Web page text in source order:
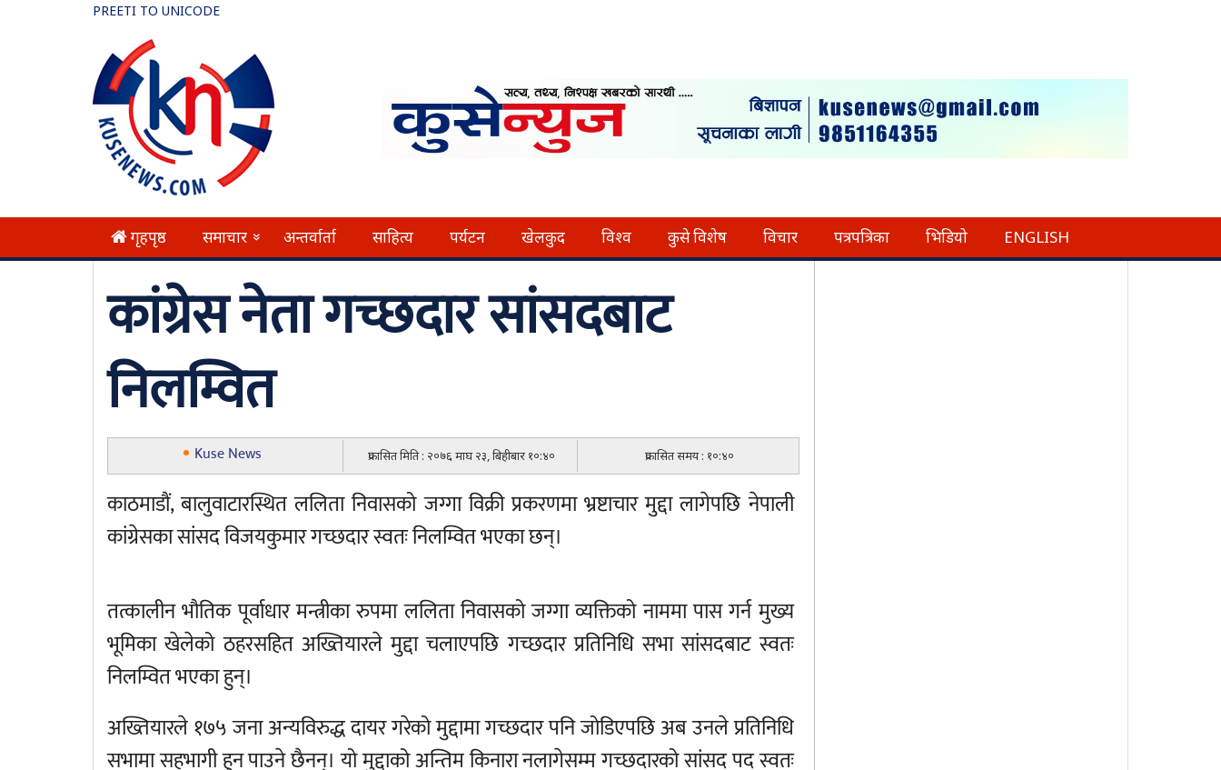
PREETI TO UNICODE
गृहपृष्ठ समाचार » अन्तर्वार्ता साहित्य पर्यटन खेलकुद विश्व कुसे विशेष विचार पत्रपत्रिका भिडियो ENGLISH
कांग्रेस नेता गच्छदार सांसदबाट
निलम्वित
Kuse News प्रकासित मिति : २०७६ माघ २३, बिहीबार १०:४० प्रकासित समय : १०:४०
काठमाडौं, बालुवाटारस्थित ललिता निवासको जग्गा विक्री प्रकरणमा भ्रष्टाचार मुद्दा लागेपछि नेपाली
कांग्रेसका सांसद विजयकुमार गच्छदार स्वतः निलम्वित भएका छन्।
तत्कालीन भौतिक पूर्वाधार मन्त्रीका रुपमा ललिता निवासको जग्गा व्यक्तिको नाममा पास गर्न मुख्य
भूमिका खेलेको ठहरसहित अख्तियारले मुद्दा चलाएपछि गच्छदार प्रतिनिधि सभा सांसदबाट स्वतः
निलम्वित भएका हुन्।
अख्तियारले १७५ जना अन्यविरुद्ध दायर गरेको मुद्दामा गच्छदार पनि जोडिएपछि अब उनले प्रतिनिधि
सभामा सहभागी हुन पाउने छैनन्। यो मुद्दाको अन्तिम किनारा नलागेसम्म गच्छदारको सांसद पद स्वतः